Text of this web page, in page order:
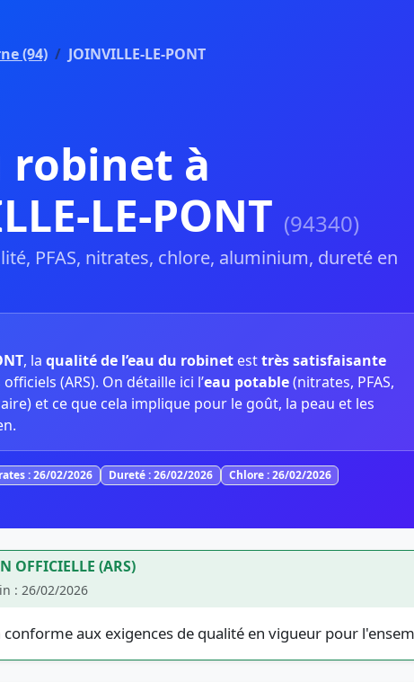
(94) JOINVILLE-LE-PONT
robinet à
LE-PONT (94340)
PFAS, nitrates, chlore, aluminium, dureté en
, la qualité de l’eau du robinet esttrès satisfaisante
(ARS). On détaille ici l’eau potable(nitrates, PFAS,
et ce que cela implique pour le goût, la peau et les
: 26/02/2026 Dureté : 26/02/2026 Chlore : 26/02/2026
OFFICIELLE (ARS)
: 26/02/2026
aux exigences de qualité en vigueur pour